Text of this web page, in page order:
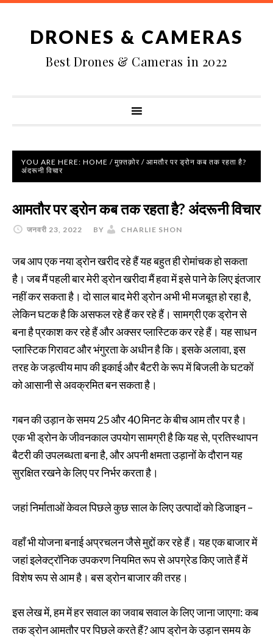
DRONES & CAMERAS
Best Drones & Cameras in 2022
YOU ARE HERE: HOME / मुफ़्तक़ोर / आमतौर पर ड्रोन कब तक रहता है?
अंदरूनी विचार
आमतौर पर ड्रोन कब तक रहता है? अंदरूनी विचार
जनवरी 23, 2022 BY CHARLIE SHON
जब आप एक नया ड्रोन खरीद रहे हैं यह बहुत ही रोमांचक हो सकता
है। जब मैं पहली बार मेरी ड्रोन खरीदा मैं हवा में इसे पाने के लिए इंतजार
नहीं कर सकता है। दो साल बाद मेरी ड्रोन अभी भी मजबूत हो रहा है,
लेकिन घटक है कि असफल रहे हैं कर रहे हैं। सामग्री एक ड्रोन से
बना है प्रकाश कर रहे हैं और अक्सर प्लास्टिक कर रहे हैं। यह साधन
प्लास्टिक गिरावट और भंगुरता के अधीन है कि। इसके अलावा, इस
तरह के जड़त्वीय माप की इकाई और बैटरी के रूप में बिजली के घटकों
को आसानी से अवक्रमित बन सकता है।
गबन की उड़ान के समय 25 और 40 मिनट के बीच आम तौर पर है।
एक भी ड्रोन के जीवनकाल उपयोग सामग्री है कि यह से, प्रतिस्थापन
बैटरी की उपलब्धता बना है, और अपनी क्षमता उड़ानों के दौरान यह
सुरक्षित रखने के लिए पर निर्भर करता है।
जहां निर्माताओं केवल पिछले कुछ साल के लिए उत्पादों को डिजाइन –
वहाँ भी योजना बनाई अप्रचलन जैसे मुद्दों कर रहे हैं। यह एक बाजार में
जहां इलेक्ट्रॉनिक उपकरण नियमित रूप से अपग्रेड किए जाते हैं में
विशेष रूप से आम है। बस ड्रोन बाजार की तरह।
इस लेख में, हम में हर सवाल का जवाब सवाल के लिए जाना जाएगा: कब
तक ड्रोन आमतौर पर पिछले करते हैं? आप ड्रोन के उड़ान समय के